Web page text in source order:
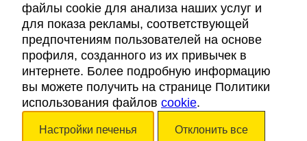
Правовая информация
Cookies
Доступность
Авторские права © 2026. Каталонский Туристический Совет. Все права
файлы cookie для анализа наших услуг и
для показа рекламы, соответствующей
предпочтениям пользователей на основе
профиля, созданного из их привычек в
интернете. Более подробную информацию
вы можете получить на странице Политики
использования файлов cookie.
Настройки печенья Отклонить все